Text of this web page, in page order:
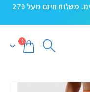
5% הנחה קופון TAKE5 בקניית 2 מוצרים. משלוח חינם מעל 279
0